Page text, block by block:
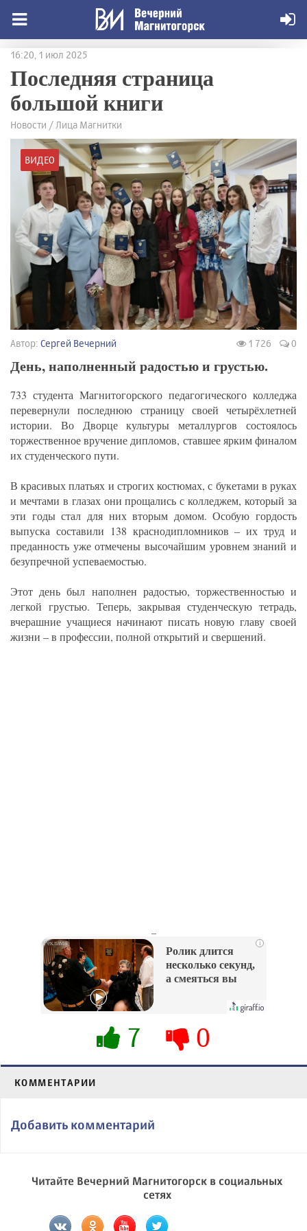
16:20, 1 июл 2025
Последняя страница
большой книги
Новости / Лица Магнитки
ВИДЕО
Автор: Сергей Вечерний 1 726 0
День, наполненный радостью и грустью.
733 студента Магнитогорского педагогического колледжа
перевернули последнюю страницу своей четырёхлетней
истории. Во Дворце культуры металлургов состоялось
торжественное вручение дипломов, ставшее ярким финалом
их студенческого пути.
В красивых платьях и строгих костюмах, с букетами в руках
и мечтами в глазах они прощались с колледжем, который за
эти годы стал для них вторым домом. Особую гордость
выпуска составили 138 краснодипломников – их труд и
преданность уже отмечены высочайшим уровнем знаний и
безупречной успеваемостью.
Этот день был наполнен радостью, торжественностью и
легкой грустью. Теперь, закрывая студенческую тетрадь,
вчерашние учащиеся начинают писать новую главу своей
жизни – в профессии, полной открытий и свершений.
i
Ролик длится
несколько секунд,
а смеяться вы
7 0
КОММЕНТАРИИ
Добавить комментарий
Читайте Вечерний Магнитогорск в социальных
сетях